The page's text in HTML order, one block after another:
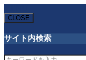
CLOSE
サイト内検索